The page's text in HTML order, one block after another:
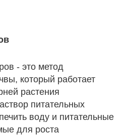
- это метод
который работает
растения
питательных
воду и питательные
для роста